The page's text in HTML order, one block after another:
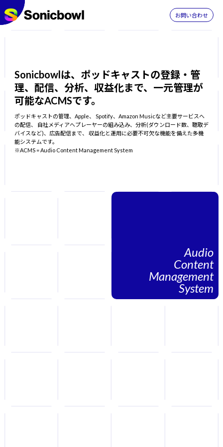
お問い合わせ
Audio
Content
Management
System
Sonicbowlは、ポッドキャストの登録・管
理、配信、分析、収益化まで、一元管理が
可能なACMSです。
ポッドキャストの管理、Apple、 Spotify、Amazon Musicなど主要サービスへ
の配信、 自社メディアへプレーヤーの組み込み、分析(ダウンロード数、聴取デ
バイスなど)、広告配信まで、 収益化と運用に必要不可欠な機能を備えた多機
能システムです。
※ACMS = Audio Content Management System